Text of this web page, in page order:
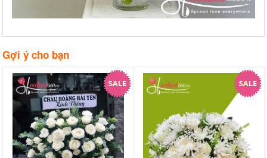
Gợi ý cho bạn